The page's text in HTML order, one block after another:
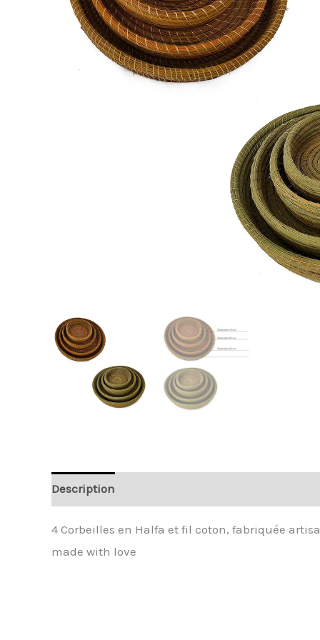
Description
4 Corbeilles en Halfa et fil coton, fabriquée
made with love